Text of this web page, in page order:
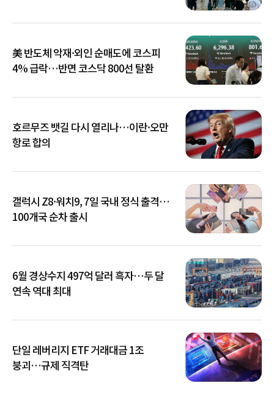
美 반도체 악재·외인 순매도에 코스피
4% 급락…반면 코스닥 800선 탈환
호르무즈 뱃길 다시 열리나…이란·오만
항로 합의
갤럭시 Z8·워치9, 7일 국내 정식 출격…
100개국 순차 출시
6월 경상수지 497억 달러 흑자…두 달
연속 역대 최대
단일 레버리지 ETF 거래대금 1조
붕괴…규제 직격탄